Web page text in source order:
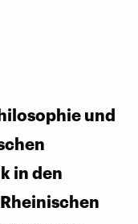
und
in den